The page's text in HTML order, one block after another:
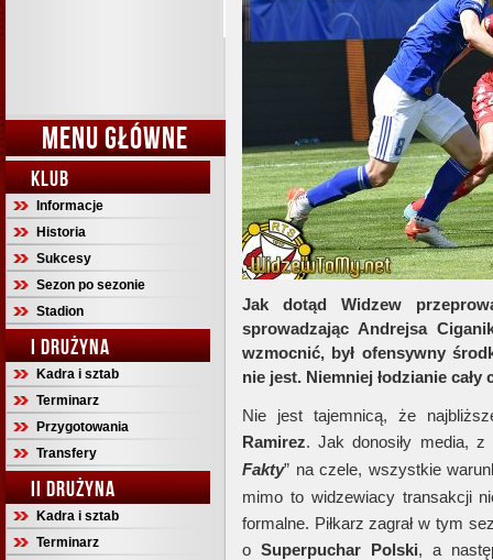
MENU GŁÓWNE
KLUB
Informacje
Historia
Sukcesy
Sezon po sezonie
Stadion
I DRUŻYNA
Kadra i sztab
Terminarz
Przygotowania
Transfery
II DRUŻYNA
Kadra i sztab
Terminarz
Jak dotąd Widzew
sprowadzając Andrejsa
wzmocnić, był ofensywny
nie jest. Niemniej łodzianie
Nie jest tajemnicą, że
Ramirez. Jak donosiły media, z
Fakty” na czele, wszystkie
mimo to widzewiacy transakcji
formalne. Piłkarz zagrał w tym
o Superpuchar Polski, a